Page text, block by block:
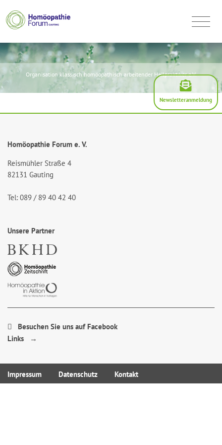
Newsletteranmeldung
Organisation klassisch homöopathisch arbeitender Heilpraktiker e.V.
Homöopathie Forum e. V.
Reismühler Straße 4
82131 Gauting
Tel: 089 / 89 40 42 40
Unsere Partner
Besuchen Sie uns auf Facebook
Links →
Impressum Datenschutz Kontakt